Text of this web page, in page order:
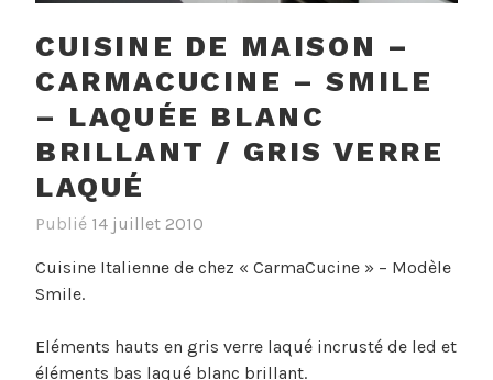
CUISINE DE MAISON –
CARMACUCINE – SMILE
– LAQUÉE BLANC
BRILLANT / GRIS VERRE
LAQUÉ
Publié 14 juillet 2010
Cuisine Italienne de chez « CarmaCucine » – Modèle
Smile.
Eléments hauts en gris verre laqué incrusté de led et
éléments bas laqué blanc brillant.